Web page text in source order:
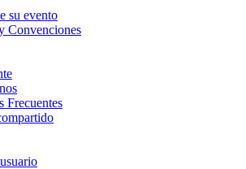
su evento
Convenciones
Frecuentes